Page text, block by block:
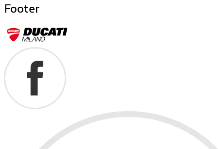
Footer